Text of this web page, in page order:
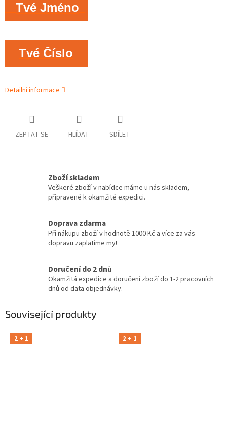
Tvé Jméno
Tvé Číslo
Detailní informace
ZEPTAT SE HLÍDAT SDÍLET
Zboží skladem
Veškeré zboží v nabídce máme u nás skladem,
připravené k okamžité expedici.
Doprava zdarma
Při nákupu zboží v hodnotě 1000 Kč a více za vás
dopravu zaplatíme my!
Doručení do 2 dnů
Okamžitá expedice a doručení zboží do 1-2 pracovních
dnů od data objednávky.
Související produkty
2 + 1 2 + 1